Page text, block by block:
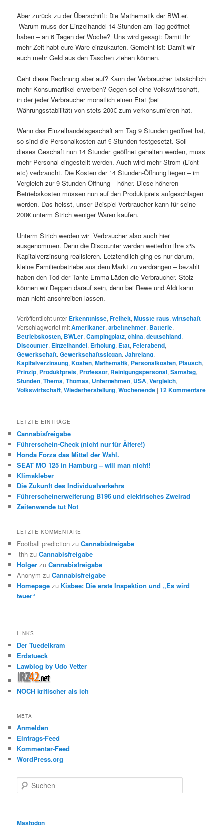
Aber zurück zu der Überschrift: Die Mathematik der BWLer.
Warum muss der Einzelhandel 14 Stunden am Tag geöffnet
haben – an 6 Tagen der Woche? Uns wird gesagt: Damit ihr
mehr Zeit habt eure Ware einzukaufen. Gemeint ist: Damit wir
euch mehr Geld aus den Taschen ziehen können.
Geht diese Rechnung aber auf? Kann der Verbraucher tatsächlich
mehr Konsumartikel erwerben? Gegen sei eine Volkswirtschaft,
in der jeder Verbraucher monatlich einen Etat (bei
Währungsstabilität) von stets 200€ zum verkonsumieren hat.
Wenn das Einzelhandelsgeschäft am Tag 9 Stunden geöffnet hat,
so sind die Personalkosten auf 9 Stunden festgesetzt. Soll
dieses Geschäft nun 14 Stunden geöffnet gehalten werden, muss
mehr Personal eingestellt werden. Auch wird mehr Strom (Licht
etc) verbraucht. Die Kosten der 14 Stunden-Öffnung liegen – im
Vergleich zur 9 Stunden Öffnung – höher. Diese höheren
Betriebskosten müssen nun auf den Produktpreis aufgeschlagen
werden. Das heisst, unser Beispiel-Verbraucher kann für seine
200€ unterm Strich weniger Waren kaufen.
Unterm Strich werden wir Verbraucher also auch hier
ausgenommen. Denn die Discounter werden weiterhin ihre x%
Kapitalverzinsung realisieren. Letztendlich ging es nur darum,
kleine Familienbetriebe aus dem Markt zu verdrängen – bezahlt
haben den Tod der Tante-Emma-Läden die Verbraucher. Stolz
können wir Deppen darauf sein, denn bei Rewe und Aldi kann
man nicht anschreiben lassen.
Veröffentlicht unter Erkenntnisse,Freiheit,Musste raus,wirtschaft |
Verschlagwortet mitAmerikaner,arbeitnehmer, Batterie,
Betriebskosten, BWLer,Campingplatz,china,deutschland,
Discounter, Einzelhandel, Erholung, Etat,Feierabend,
Gewerkschaft,Gewerkschaftsslogan,Jahrelang,
Kapitalverzinsung,Kosten,Mathematik, Personalkosten, Plausch,
Prinzip, Produktpreis, Professor, Reinigungspersonal,Samstag,
Stunden,Thema,Thomas, Unternehmen, USA,Vergleich,
Volkswirtschaft,Wiederherstellung,Wochenende |12Kommentare
LETZTE EINTRÄGE
Cannabisfreigabe
Führerschein-Check (nicht nur für Ältere!)
Honda Forza das Mittel der Wahl.
SEAT MO 125 in Hamburg – will man nicht!
Klimakleber
Die Zukunft des Individualverkehrs
Führerscheinerweiterung B196 und elektrisches Zweirad
Zeitenwende tut Not
LETZTE KOMMENTARE
Football prediction zuCannabisfreigabe
-thh zuCannabisfreigabe
Holger zuCannabisfreigabe
Anonym zuCannabisfreigabe
Homepage zu Kisbee: Die erste Inspektion und „Es wird
teuer“
LINKS
Der Tuedelkram
Erdstueck
Lawblog by Udo Vetter
NOCH kritischer als ich
META
Anmelden
Eintrags-Feed
Kommentar-Feed
WordPress.org
u
e
Mastodon